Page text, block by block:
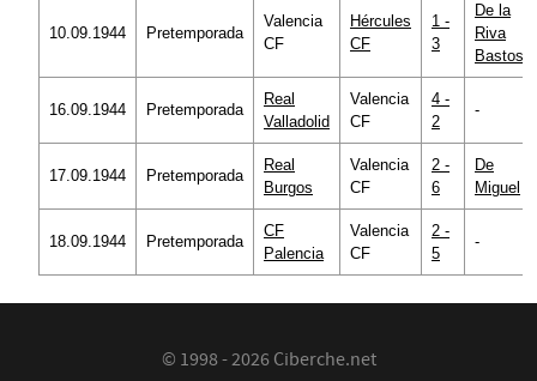
10.09.1944 Pretemporada
Valencia
CF
Hércules
CF
1 -
3
De la
Riva
Bastos
16.09.1944 Pretemporada
Real
Valladolid
Valencia
CF
4 -
2
-
17.09.1944 Pretemporada
Real
Burgos
Valencia
CF
2 -
6
De
Miguel
18.09.1944 Pretemporada
CF
Palencia
Valencia
CF
2 -
5
-
© 1998 - 2026 Ciberche.net